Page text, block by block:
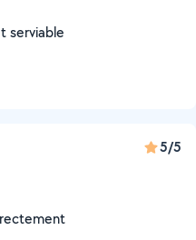
serviable
5/5